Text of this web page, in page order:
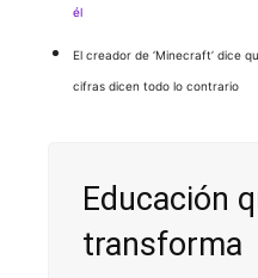
él
El creador de ‘Minecraft’ dice
cifras dicen todo lo contrario
Educación
transforma